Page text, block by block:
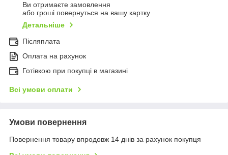
Ви отримаєте замовлення
або гроші повернуться на вашу картку
Детальніше
Післяплата
Оплата на рахунок
Готівкою при покупці в магазині
Всі умови оплати
Умови повернення
Повернення товару впродовж 14 днів за рахунок покупця